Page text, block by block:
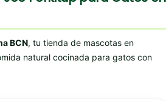
BCN, tu tienda de mascotas en
natural cocinada para gatos con